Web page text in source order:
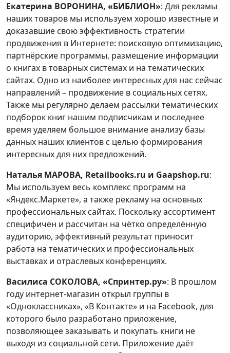
Екатерина ВОРОНИНА, «БИБЛИОН»: Для рекламы
наших товаров мы используем хорошо известные и
доказавшие свою эффективность стратегии
продвижения в Интернете: поисковую оптимизацию,
партнёрские программы, размещение информации
о книгах в товарных системах и на тематических
сайтах. Одно из наиболее интересных для нас сейчас
направлений – продвижение в социальных сетях.
Также мы регулярно делаем рассылки тематических
подборок книг нашим подписчикам и последнее
время уделяем большое внимание анализу базы
данных наших клиентов с целью формирования
интересных для них предложений.
Наталья МАРОВА, Retailbooks.ru и Gaapshop.ru:
Мы используем весь комплекс программ на
«Яндекс.Маркете», а также рекламу на основных
профессиональных сайтах. Поскольку ассортимент
специфичен и рассчитан на чётко определённую
аудиторию, эффективный результат приносит
работа на тематических и профессиональных
выставках и отраслевых конференциях.
Василиса СОКОЛОВА, «Спринтер.ру»: В прошлом
году интернет-магазин открыл группы в
«Одноклассниках», «В Контакте» и на Facebook, для
которого было разработано приложение,
позволяющее заказывать и покупать книги не
выходя из социальной сети. Приложение даёт